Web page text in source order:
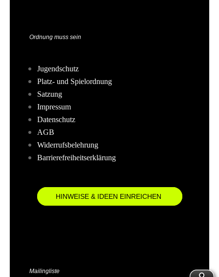
Ordnung muss sein
Jugendschutz
Platz- und Spielordnung
Satzung
Impressum
Datenschutz
AGB
Widerrufsbelehrung
Barrierefreiheitserklärung
HINWEISE & IDEEN EINREICHEN
Mailingliste